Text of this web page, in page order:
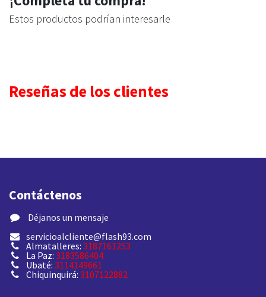
Estos productos podrían interesarle
Reseñas de los clientes
Contáctenos
​ Déjanos un mensaje
servicioalcliente@flash93.com
Almatalleres: 3187161253
La Paz: 3183586404
Ubaté: 3114149661
Chiquinquirá: 3107122882